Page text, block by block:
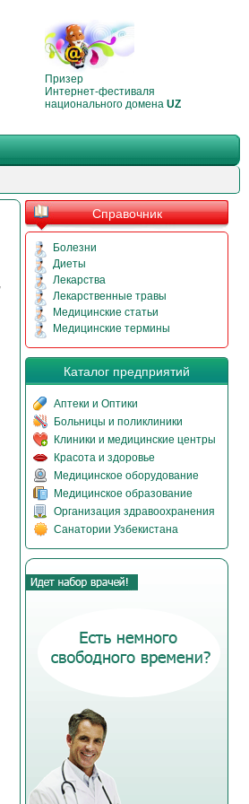
Призер
Интернет-фестиваля
национального домена UZ
Справочник
Болезни
Диеты
Лекарства
Лекарственные травы
Медицинские статьи
Медицинские термины
Каталог предприятий
Аптеки и Оптики
Больницы и поликлиники
Клиники и медицинские центры
Красота и здоровье
Медицинское оборудование
Медицинское образование
Организация здравоохранения
Санатории Узбекистана